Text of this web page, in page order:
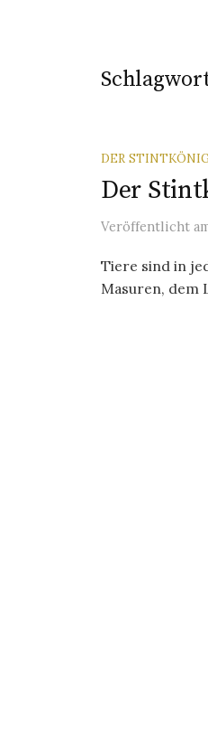
DER
Der
Veröffentlicht
Tiere sind in
Masuren, dem